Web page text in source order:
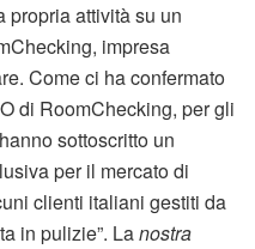
propria attività su un
impresa
Come ci ha confermato
di RoomChecking, per gli
sottoscritto un
per il mercato di
clienti italiani gestiti da
in pulizie”. Lanostra